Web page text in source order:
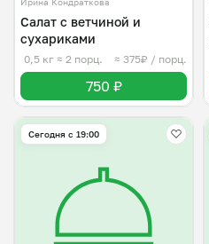
Салат с ветчиной и
сухариками
0,5 кг ≈ 2 порц. ≈ 375₽ / порц.
750 ₽
Сегодня с 19:00